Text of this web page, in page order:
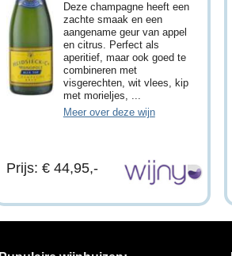
Deze champagne heeft een
zachte smaak en een
aangename geur van appel
en citrus. Perfect als
aperitief, maar ook goed te
combineren met
visgerechten, wit vlees, kip
met morieljes, ...
Meer over deze wijn
Prijs: € 44,95,-